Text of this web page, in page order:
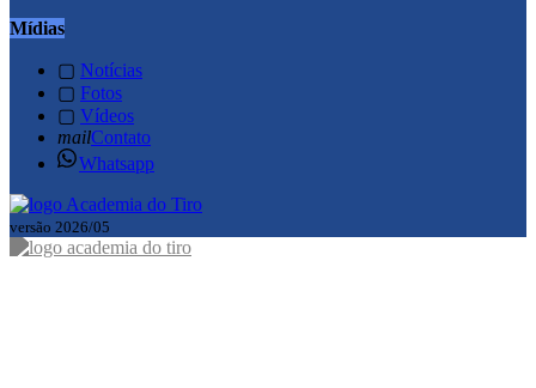
Mídias
▢ Notícias
▢ Fotos
▢ Vídeos
mailContato
Whatsapp
versão 2026/05